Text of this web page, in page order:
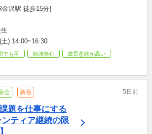
沢駅 徒歩15分]
) 14:00~16:30
でも可 勉強熱心
成長意欲が高い
会 新着 5日前
題を仕事にする
ティア継続の限